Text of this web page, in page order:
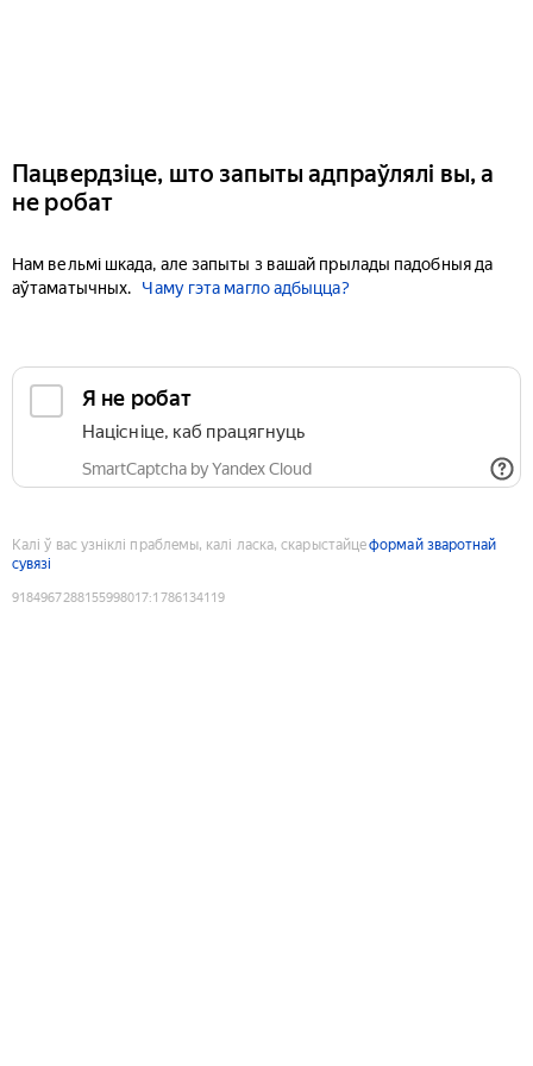
Пацвердзіце, што запыты адпраўлялі вы, а
не робат
Нам вельмі шкада, але запыты з вашай прылады падобныя да
аўтаматычных.
Чаму гэта магло адбыцца?
Я не робат
Націсніце, каб працягнуць
SmartCaptcha by Yandex Cloud
Калі ў вас узніклі праблемы, калі ласка, скарыстайцеформай зваротнай
сувязі
9184967288155998017:1786134119